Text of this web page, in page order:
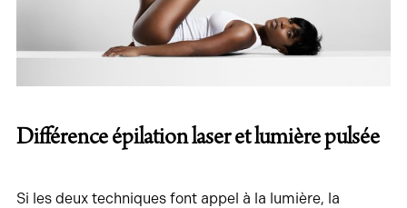
Différence épilation laser et lumière pulsée
Si les deux techniques font appel à la lumière, la